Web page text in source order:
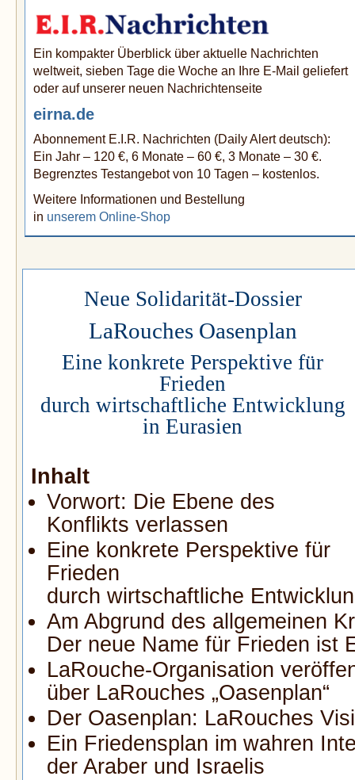
Ein kompakter Überblick über aktuelle Nachrichten
weltweit, sieben Tage die Woche an Ihre E-Mail geliefert
oder auf unserer neuen Nachrichtenseite
eirna.de
Abonnement E.I.R. Nachrichten (Daily Alert deutsch):
Ein Jahr – 120 €, 6 Monate – 60 €, 3 Monate – 30 €.
Begrenztes Testangebot von 10 Tagen – kostenlos.
Weitere Informationen und Bestellung
in unserem Online-Shop
Neue Solidarität-Dossier
LaRouches Oasenplan
Eine konkrete Perspektive für
Frieden
durch wirtschaftliche Entwicklung
in Eurasien
Inhalt
Vorwort: Die Ebene des
Konflikts verlassen
Eine konkrete Perspektive für
Frieden
durch wirtschaftliche
Am Abgrund des allgemeinen
Der neue Name für Frieden ist
LaRouche-Organisation
über LaRouches „Oasenplan“
Der Oasenplan: LaRouches
Ein Friedensplan im wahren
der Araber und Israelis